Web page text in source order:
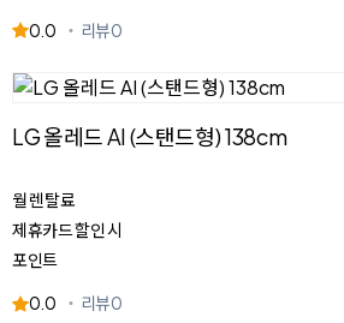
0.0 리뷰0
LG 올레드 AI (스탠드형) 138cm
월 렌탈료
제휴카드 할인 시
포인트
0.0 리뷰0